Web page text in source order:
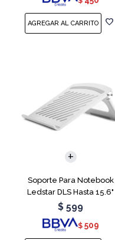
Soporte Para Notebook
Ledstar DLS Hasta 15.6"
$ 599
$ 509